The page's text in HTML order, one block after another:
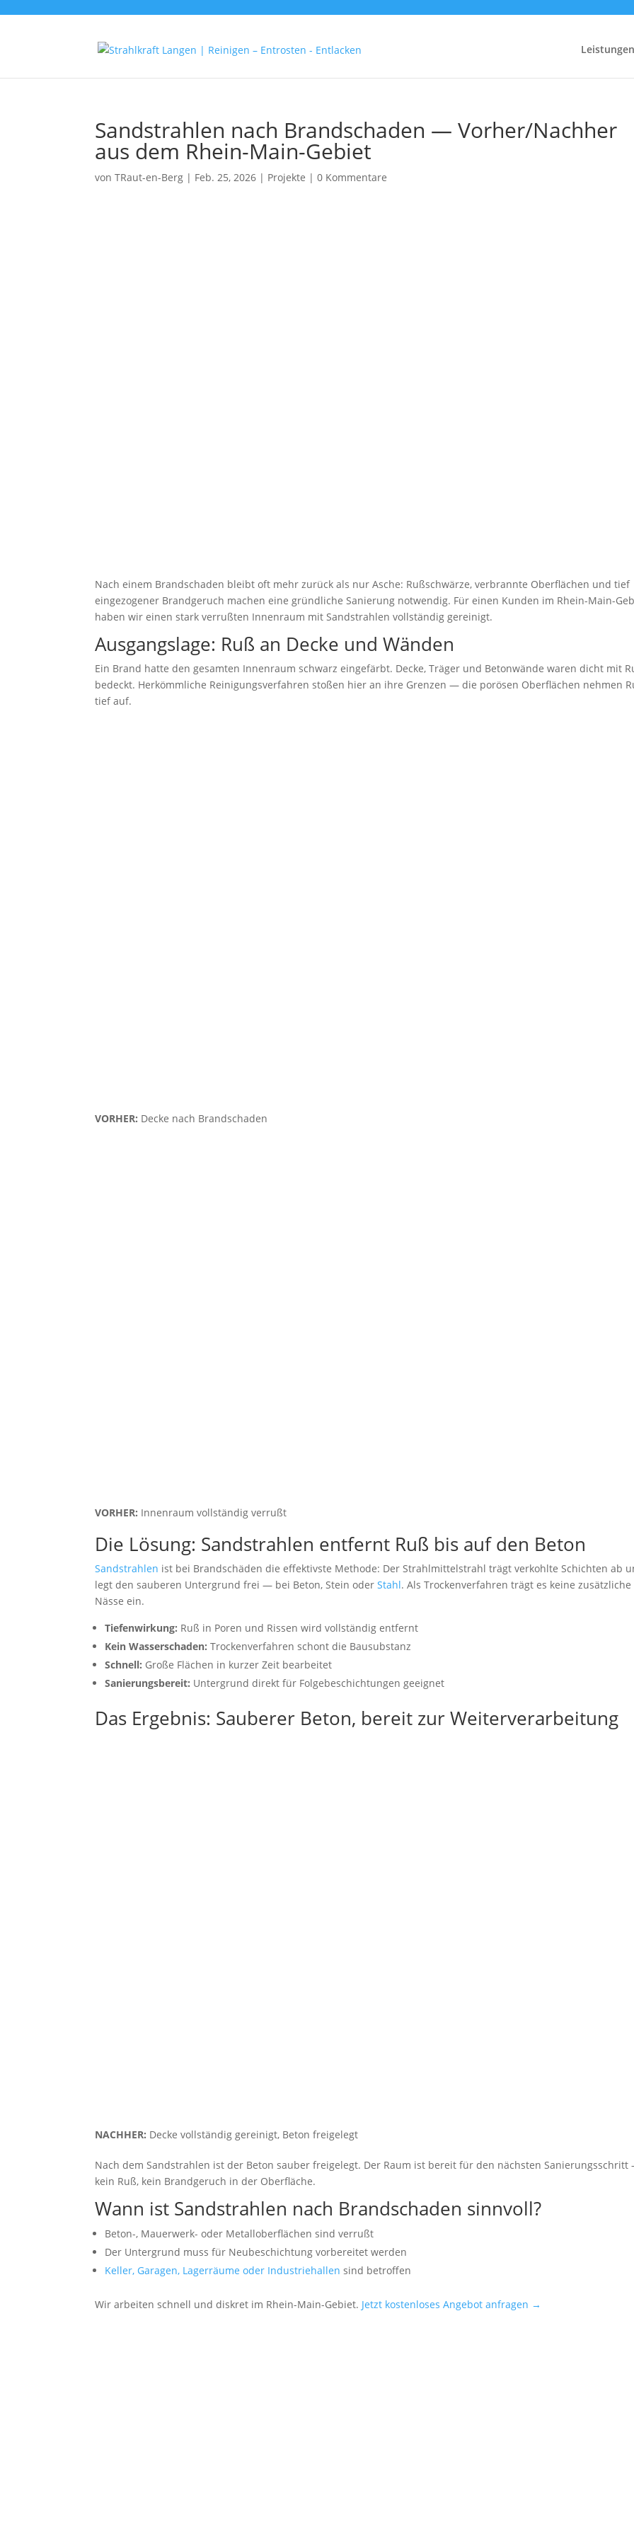
Leistungen
Sandstrahlen nach Brandschaden — Vorher/Nachher
aus dem Rhein-Main-Gebiet
vonTRaut-en-Berg | Feb. 25, 2026 | Projekte |0 Kommentare
Nach einem Brandschaden bleibt oft mehr zurück als nur Asche: Rußschwärze, verbrannte Oberflächen und tief
eingezogener Brandgeruch machen eine gründliche Sanierung notwendig. Für einen Kunden im Rhein-Main-
haben wir einen stark verrußten Innenraum mit Sandstrahlen vollständig gereinigt.
Ausgangslage: Ruß an Decke und Wänden
Ein Brand hatte den gesamten Innenraum schwarz eingefärbt. Decke, Träger und Betonwände waren dicht mit
bedeckt. Herkömmliche Reinigungsverfahren stoßen hier an ihre Grenzen — die porösen Oberflächen nehmen
tief auf.
VORHER: Decke nach Brandschaden
VORHER: Innenraum vollständig verrußt
Die Lösung: Sandstrahlen entfernt Ruß bis auf den Beton
Sandstrahlen ist bei Brandschäden die effektivste Methode: Der Strahlmittelstrahl trägt verkohlte Schichten ab
legt den sauberen Untergrund frei — bei Beton, Stein oderStahl. Als Trockenverfahren trägt es keine zusätzliche
Nässe ein.
Tiefenwirkung: Ruß in Poren und Rissen wird vollständig entfernt
Kein Wasserschaden: Trockenverfahren schont die Bausubstanz
Schnell: Große Flächen in kurzer Zeit bearbeitet
Sanierungsbereit: Untergrund direkt für Folgebeschichtungen geeignet
Das Ergebnis: Sauberer Beton, bereit zur Weiterverarbeitung
NACHHER: Decke vollständig gereinigt, Beton freigelegt
Nach dem Sandstrahlen ist der Beton sauber freigelegt. Der Raum ist bereit für den nächsten
kein Ruß, kein Brandgeruch in der Oberfläche.
Wann ist Sandstrahlen nach Brandschaden sinnvoll?
Beton-, Mauerwerk- oder Metalloberflächen sind verrußt
Der Untergrund muss für Neubeschichtung vorbereitet werden
Keller, Garagen, Lagerräume oder Industriehallen sind betroffen
Wir arbeiten schnell und diskret im Rhein-Main-Gebiet. Jetzt kostenloses Angebot anfragen →